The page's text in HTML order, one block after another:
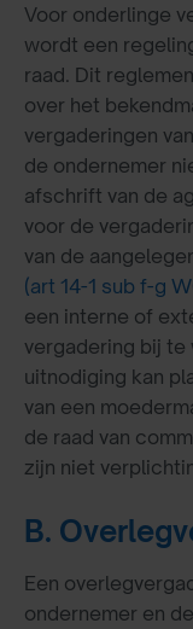
Voor onderlinge
wordt een
raad. Dit
over het
vergaderingen
de ondernemer
afschrift van de
voor de
van de
(art 14-1 sub f-g
een interne of
vergadering bij te
uitnodiging kan
van een
de raad van
zijn niet
B.
Een
ondernemer en